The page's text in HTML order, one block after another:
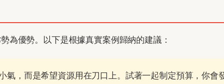
為優勢。以下是根據真實案例歸納的建議：
氣，而是希望資源用在刀口上。試著一起制定預算，你會